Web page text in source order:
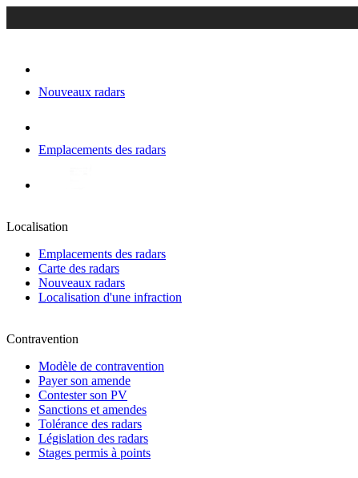
Nouveaux radars
Emplacements des radars
Localisation
Emplacements des radars
Carte des radars
Nouveaux radars
Localisation d'une infraction
Contravention
Modèle de contravention
Payer son amende
Contester son PV
Sanctions et amendes
Tolérance des radars
Législation des radars
Stages permis à points